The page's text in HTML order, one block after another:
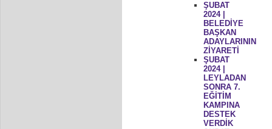
ŞUBAT
2024 |
BELEDİYE
BAŞKAN
ADAYLARININ
ZİYARETİ
ŞUBAT
2024 |
LEYLADAN
SONRA 7.
EĞİTİM
KAMPINA
DESTEK
VERDİK